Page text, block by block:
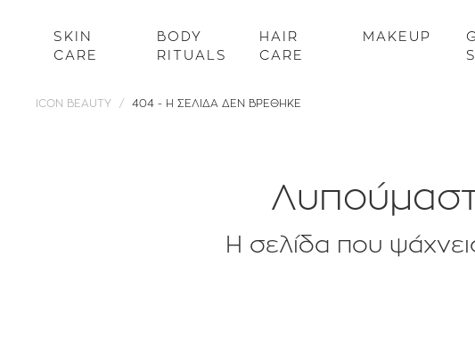
SKIN
CARE
BODY
RITUALS
HAIR
CARE
MAKEUP
ICON BEAUTY 404 - Η ΣΕΛΙΔΑ ΔΕΝ ΒΡΕΘΗΚΕ
Η σελίδα που